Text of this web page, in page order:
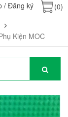
/ Đăng ký
(0)
Kiện MOC